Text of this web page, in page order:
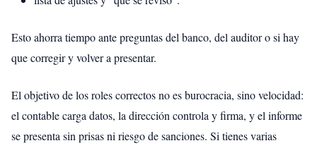
Esto ahorra tiempo ante preguntas del banco, del auditor o si hay
que corregir y volver a presentar.
El objetivo de los roles correctos no es burocracia, sino velocidad:
el contable carga datos, la dirección controla y firma, y el informe
se presenta sin prisas ni riesgo de sanciones. Si tienes varias